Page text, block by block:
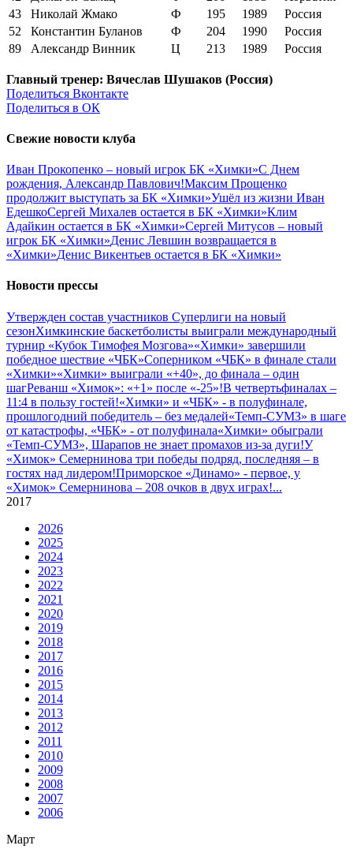
43
Николай Жмако Ф 195 1989
Россия
52
Константин Буланов Ф 204 1990
Россия
89
Александр Винник Ц 213 1989 Россия
Главный тренер: Вячеслав Шушаков (Россия)
Поделиться Вконтакте
Поделиться в ОК
Свежие новости клуба
Иван Прокопенко – новый игрок БК «Химки»С Днем
рождения, Александр Павлович!Максим Прощенко
продолжит выступать за БК «Химки»Ушёл из жизни Иван
ЕдешкоСергей Михалев остается в БК «Химки»Клим
Адайкин остается в БК «Химки»Сергей Митусов – новый
игрок БК «Химки»Денис Левшин возвращается в
«Химки»Денис Викентьев остается в БК «Химки»
Новости прессы
Утвержден состав участников Cуперлиги на новый
сезонХимкинские баскетболисты выиграли международный
турнир «Кубок Тимофея Мозгова»«Химки» завершили
победное шествие «ЧБК»Соперником «ЧБК» в финале стали
«Химки»«Химки» выиграли «+40», до финала – один
шагРеванш «Химок»: «+1» после «-25»!В четвертьфиналах –
11:4 в пользу гостей!«Химки» и «ЧБК» - в полуфинале,
прошлогодний победитель – без медалей«Темп-СУМЗ» в шаге
от катастрофы, «ЧБК» - от полуфинала«Химки» обыграли
«Темп-СУМЗ», Шарапов не знает промахов из-за дуги!У
«Химок» Семернинова три победы подряд, последняя – в
гостях над лидером!Приморское «Динамо» - первое, у
«Химок» Семернинова – 208 очков в двух играх!...
2017
2026
2025
2024
2023
2022
2021
2020
2019
2018
2017
2016
2015
2014
2013
2012
2011
2010
2009
2008
2007
2006
Март